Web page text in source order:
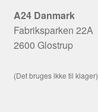
A24 Danmark
Fabriksparken 22A
2600 Glostrup
(Det bruges ikke til klager)